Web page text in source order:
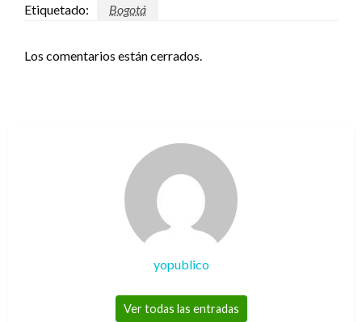
Etiquetado: Bogotá
Los comentarios están cerrados.
yopublico
Ver todas las entradas